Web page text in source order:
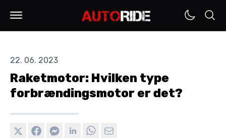
22. 06. 2023
Raketmotor: Hvilken type
forbrændingsmotor er det?